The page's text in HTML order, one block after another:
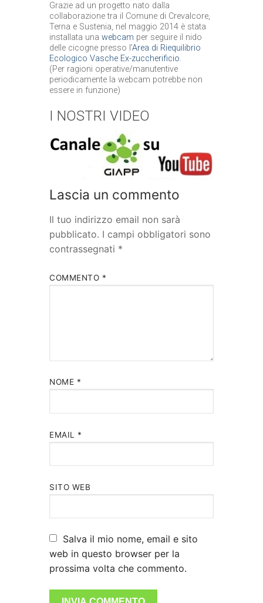
Grazie ad un progetto nato dalla
collaborazione tra il Comune di Crevalcore,
Terna e Sustenia, nel maggio 2014 è stata
installata una webcam per seguire il nido
delle cicogne presso l’Area di Riequilibrio
Ecologico Vasche Ex-zuccherificio.
(Per ragioni operative/manutentive
periodicamente la webcam potrebbe non
essere in funzione)
I NOSTRI VIDEO
Lascia un commento
Il tuo indirizzo email non sarà
pubblicato. I campi obbligatori sono
contrassegnati *
COMMENTO *
NOME *
EMAIL *
SITO WEB
Salva il mio nome, email e sito
web in questo browser per la
prossima volta che commento.